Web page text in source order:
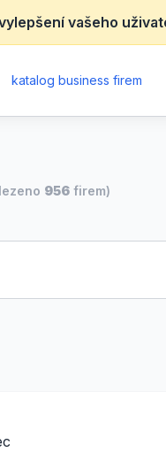
vašeho
katalog business firem
956 firem)